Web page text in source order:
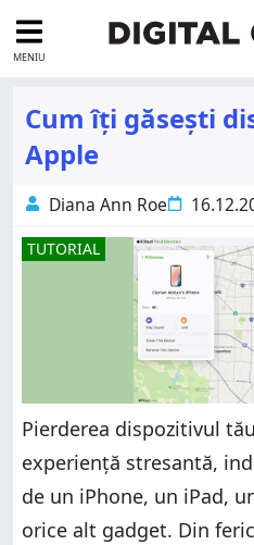
MENIU
Cum îți găsești
Apple
Diana Ann Roe
TUTORIAL
Pierderea dispozitivul
experiență stresantă,
de un iPhone, un iPad,
orice alt gadget. Din